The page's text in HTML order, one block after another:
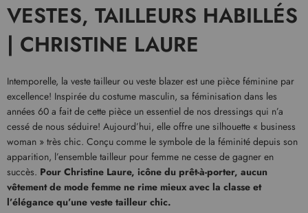
VESTES, TAILLEURS HABILLÉS
| CHRISTINE LAURE
Intemporelle, la veste tailleur ou veste blazer est une pièce féminine par
excellence! Inspirée du costume masculin, sa féminisation dans les
années 60 a fait de cette pièce un essentiel de nos dressings qui n’a
cessé de nous séduire! Aujourd’hui, elle offre une silhouette « business
woman » très chic. Conçu comme le symbole de la féminité depuis son
apparition, l’ensemble tailleur pour femme ne cesse de gagner en
succès. Pour Christine Laure, icône du prêt-à-porter, aucun
vêtement de mode femme ne rime mieux avec la classe et
l’élégance qu’une veste tailleur chic.